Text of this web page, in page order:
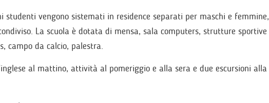
studenti vengono sistemati in residence separati per maschi e femmine,
La scuola è dotata di mensa, sala computers, strutture sportive
campo da calcio, palestra.
al mattino, attività al pomeriggio e alla sera e due escursioni alla